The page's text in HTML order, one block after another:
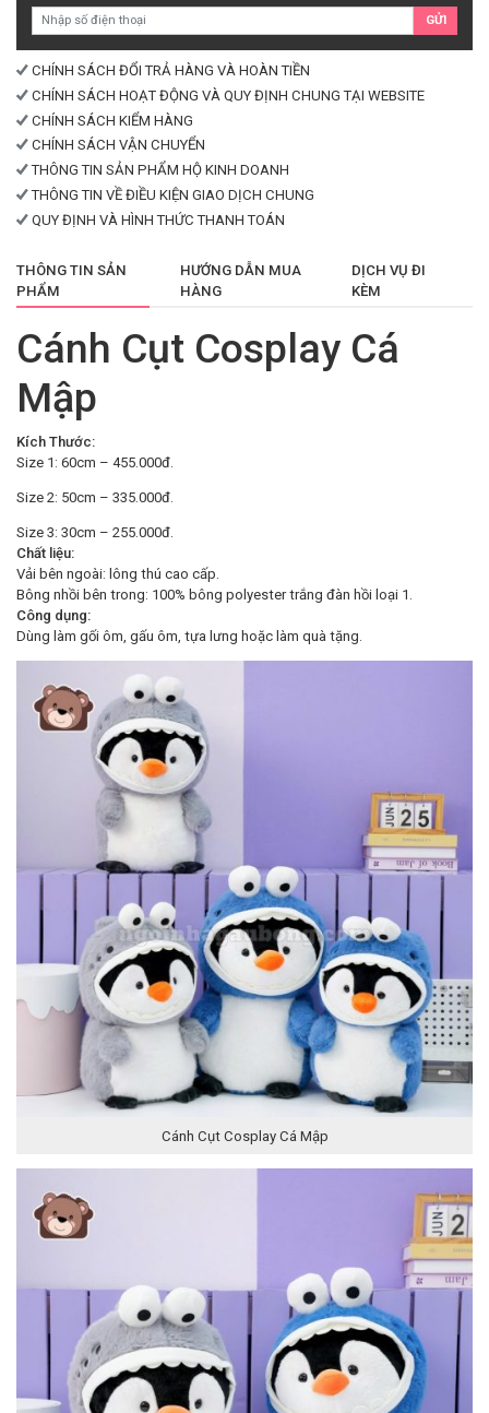
lượng
GỬI
CHÍNH SÁCH ĐỔI TRẢ HÀNG VÀ HOÀN TIỀN
CHÍNH SÁCH HOẠT ĐỘNG VÀ QUY ĐỊNH CHUNG TẠI WEBSITE
CHÍNH SÁCH KIỂM HÀNG
CHÍNH SÁCH VẬN CHUYỂN
THÔNG TIN SẢN PHẨM HỘ KINH DOANH
THÔNG TIN VỀ ĐIỀU KIỆN GIAO DỊCH CHUNG
QUY ĐỊNH VÀ HÌNH THỨC THANH TOÁN
THÔNG TIN SẢN
PHẨM
HƯỚNG DẪN MUA
HÀNG
DỊCH VỤ ĐI
KÈM
Cánh Cụt Cosplay Cá
Mập
Kích Thước:
Size 1: 60cm – 455.000đ.
Size 2: 50cm – 335.000đ.
Size 3: 30cm – 255.000đ.
Chất liệu:
Vải bên ngoài: lông thú cao cấp.
Bông nhồi bên trong: 100% bông polyester trắng đàn hồi loại 1.
Công dụng:
Dùng làm gối ôm, gấu ôm, tựa lưng hoặc làm quà tặng.
Cánh Cụt Cosplay Cá Mập